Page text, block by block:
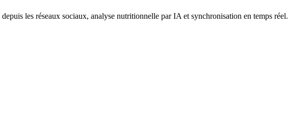
les réseaux sociaux, analyse nutritionnelle par IA et synchronisation en temps réel.